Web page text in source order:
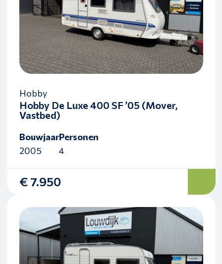
Hobby
Hobby De Luxe 400 SF ’05 (Mover,
Vastbed)
Bouwjaar
2005
Personen
4
€ 7.950